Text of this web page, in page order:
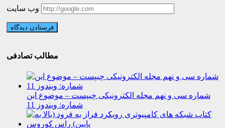
وب سایت
مطالب تصادفی
شماره سی و نهم مجله الکترونیکی چیپست – موضوع این
شماره: ویندوز 11